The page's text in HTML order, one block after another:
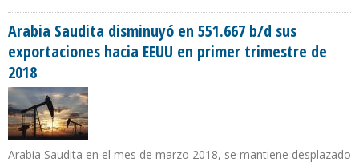
Arabia Saudita disminuyó en 551.667 b/d sus
exportaciones hacia EEUU en primer trimestre de
2018
Arabia Saudita en el mes de marzo 2018, se mantiene desplazado